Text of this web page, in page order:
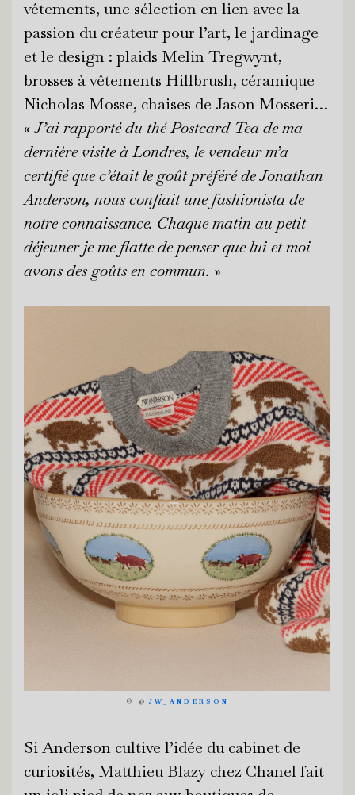
vêtements, une sélection en lien avec la
passion du créateur pour l’art, le jardinage
et le design : plaids Melin Tregwynt,
brosses à vêtements Hillbrush, céramique
Nicholas Mosse, chaises de Jason Mosseri…
«J’ai rapporté du thé Postcard Tea de ma
dernière visite à Londres, le vendeur m’a
certifié que c’était le goût préféré de Jonathan
Anderson, nous confiait une fashionista de
notre connaissance. Chaque matin au petit
déjeuner je me flatte de penser que lui et moi
avons des goûts en commun. »
© @ JW_ANDERSON
Si Anderson cultive l’idée du cabinet de
curiosités, Matthieu Blazy chez Chanel fait